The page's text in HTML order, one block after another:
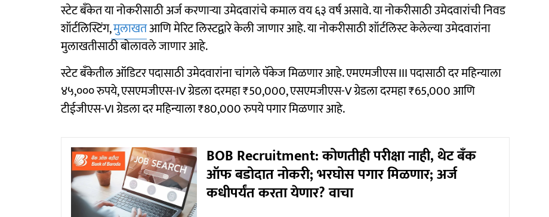
स्टेट बँकेत या नोकरीसाठी अर्ज करणाऱ्या उमेदवारांचे कमाल वय ६३ वर्ष असावे. या नोकरीसाठी उमेदवारांची निवड
शॉर्टलिस्टिंग,मुलाखतआणि मेरिट लिस्टद्वारे केली जाणार आहे. या नोकरीसाठी शॉर्टलिस्ट केलेल्या उमेदवारांना
मुलाखतीसाठी बोलावले जाणार आहे.
स्टेट बँकेतील ऑडिटर पदासाठी उमेदवारांना चांगले पॅकेज मिळणार आहे. एमएमजीएस III पदासाठी दर महिन्याला
४५,००० रुपये, एसएमजीएस-IV ग्रेडला दरमहा ₹50,000, एसएमजीएस-V ग्रेडला दरमहा ₹65,000 आणि
टीईजीएस-VI ग्रेडला दर महिन्याला ₹80,000 रुपये पगार मिळणार आहे.
BOB Recruitment: कोणतीही परीक्षा नाही, थेट बँक
ऑफ बडोदात नोकरी; भरघोस पगार मिळणार; अर्ज
कधीपर्यंत करता येणार? वाचा